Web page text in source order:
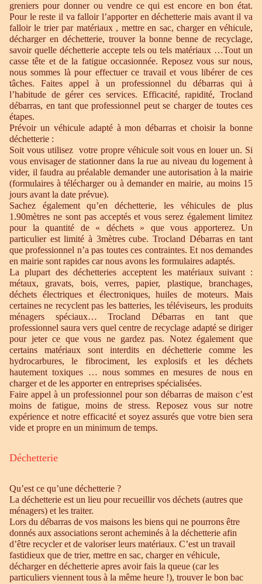
greniers pour donner ou vendre ce qui est encore en bon état.
Pour le reste il va falloir l’apporter en déchetterie mais avant il va
falloir le trier par matériaux , mettre en sac, charger en véhicule,
décharger en déchetterie, trouver la bonne benne de recyclage,
savoir quelle déchetterie accepte tels ou tels matériaux …Tout un
casse tête et de la fatigue occasionnée. Reposez vous sur nous,
nous sommes là pour effectuer ce travail et vous libérer de ces
tâches. Faites appel à un professionnel du débarras qui à
l’habitude de gérer ces services. Efficacité, rapidité, Trocland
débarras, en tant que professionnel peut se charger de toutes ces
étapes.
Prévoir un véhicule adapté à mon débarras et choisir la bonne
déchetterie :
Soit vous utilisez votre propre véhicule soit vous en louer un. Si
vous envisager de stationner dans la rue au niveau du logement à
vider, il faudra au préalable demander une autorisation à la mairie
(formulaires à télécharger ou à demander en mairie, au moins 15
jours avant la date prévue).
Sachez également qu’en déchetterie, les véhicules de plus
1.90mètres ne sont pas acceptés et vous serez également limitez
pour la quantité de « déchets » que vous apporterez. Un
particulier est limité à 3mètres cube. Trocland Débarras en tant
que professionnel n’a pas toutes ces contraintes. Et nos demandes
en mairie sont rapides car nous avons les formulaires adaptés.
La plupart des déchetteries acceptent les matériaux suivant :
métaux, gravats, bois, verres, papier, plastique, branchages,
déchets électriques et électroniques, huiles de moteurs. Mais
certaines ne recyclent pas les batteries, les téléviseurs, les produits
ménagers spéciaux… Trocland Débarras en tant que
professionnel saura vers quel centre de recyclage adapté se diriger
pour jeter ce que vous ne gardez pas. Notez également que
certains matériaux sont interdits en déchetterie comme les
hydrocarbures, le fibrociment, les explosifs et les déchets
hautement toxiques … nous sommes en mesures de nous en
charger et de les apporter en entreprises spécialisées.
Faire appel à un professionnel pour son débarras de maison c’est
moins de fatigue, moins de stress. Reposez vous sur notre
expérience et notre efficacité et soyez assurés que votre bien sera
vide et propre en un minimum de temps.
Déchetterie
Qu’est ce qu’une déchetterie ?
La déchetterie est un lieu pour recueillir vos déchets (autres que
ménagers) et les traiter.
Lors du débarras de vos maisons les biens qui ne pourrons être
donnés aux associations seront acheminés à la déchetterie afin
d’être recycler et de valoriser leurs matériaux. C’est un travail
fastidieux que de trier, mettre en sac, charger en véhicule,
décharger en déchetterie apres avoir fais la queue (car les
particuliers viennent tous à la même heure !), trouver le bon bac